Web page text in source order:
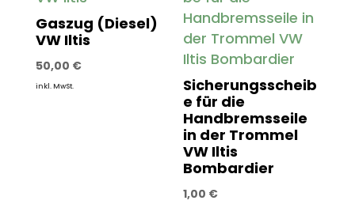
Gaszug (Diesel)
VW Iltis
50,00 €
inkl. MwSt.
Sicherungsscheib
e für die
Handbremsseile
in der Trommel
VW Iltis
Bombardier
1,00 €